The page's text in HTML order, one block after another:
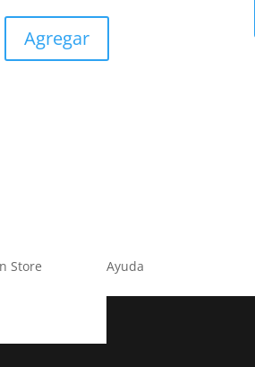
Agregar
Store Ayuda